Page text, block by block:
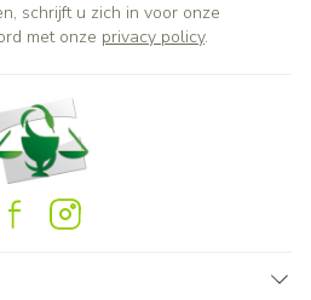
schrijft u zich in voor onze
met onze privacy policy.